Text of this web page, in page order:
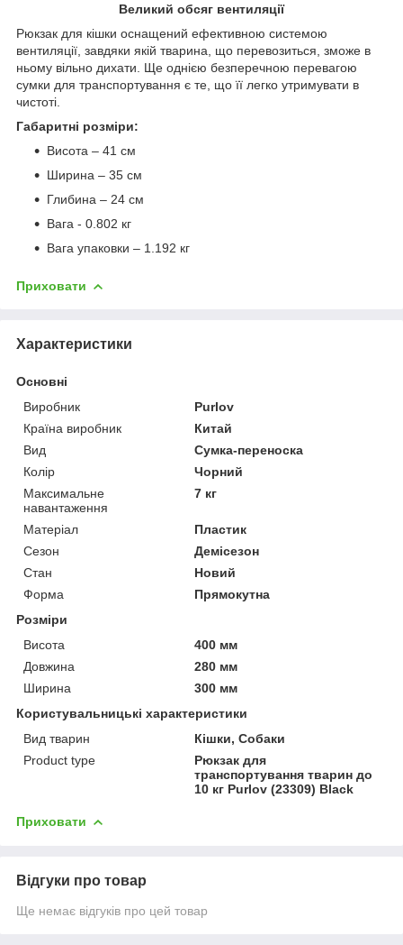
Великий обсяг вентиляції
Рюкзак для кішки оснащений ефективною системою
вентиляції, завдяки якій тварина, що перевозиться, зможе в
ньому вільно дихати. Ще однією безперечною перевагою
сумки для транспортування є те, що її легко утримувати в
чистоті.
Габаритні розміри:
Висота – 41 см
Ширина – 35 см
Глибина – 24 см
Вага - 0.802 кг
Вага упаковки – 1.192 кг
Приховати
Характеристики
Основні
Виробник
Purlov
Країна виробник
Китай
Вид
Сумка-переноска
Колір
Чорний
Максимальне
навантаження
7 кг
Матеріал
Пластик
Сезон
Демісезон
Стан
Новий
Форма
Прямокутна
Розміри
Висота
400 мм
Довжина
280 мм
Ширина
300 мм
Користувальницькі характеристики
Вид тварин
Кішки, Собаки
Product type
Рюкзак для
транспортування тварин до
10 кг Purlov (23309) Black
Приховати
Відгуки про товар
Ще немає відгуків про цей товар